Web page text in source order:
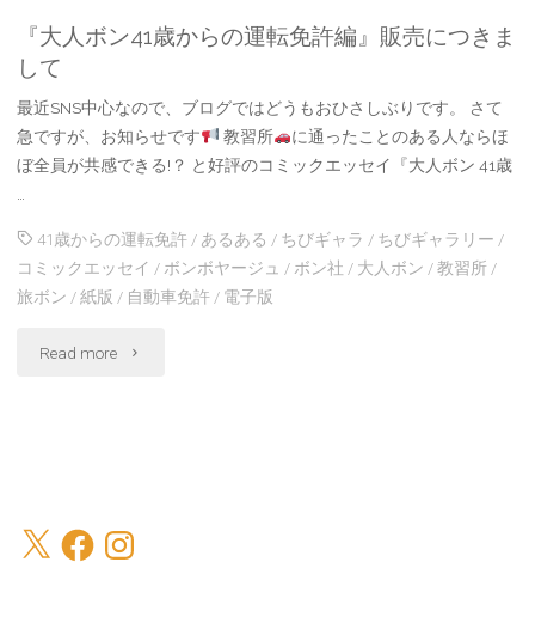
『大人ボン41歳からの運転免許編』販売につきま
して
最近SNS中心なので、ブログではどうもおひさしぶりです。 さて
急ですが、お知らせです
教習所
に通ったことのある人ならほ
ぼ全員が共感できる!？ と好評のコミックエッセイ『大人ボン 41歳
41歳からの運転免許/ あるある / ちびギャラ / ちびギャラリー /
コミックエッセイ / ボンボヤージュ / ボン社 / 大人ボン /教習所 /
旅ボン /紙版 / 自動車免許 / 電子版
Read more "『大
41
X FacebookInstagram